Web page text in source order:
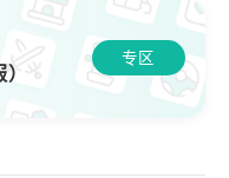
专区